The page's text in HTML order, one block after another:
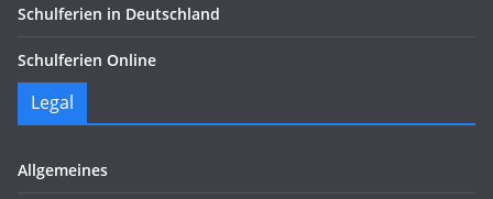
Schulferien in Deutschland
Schulferien Online
Legal
Allgemeines